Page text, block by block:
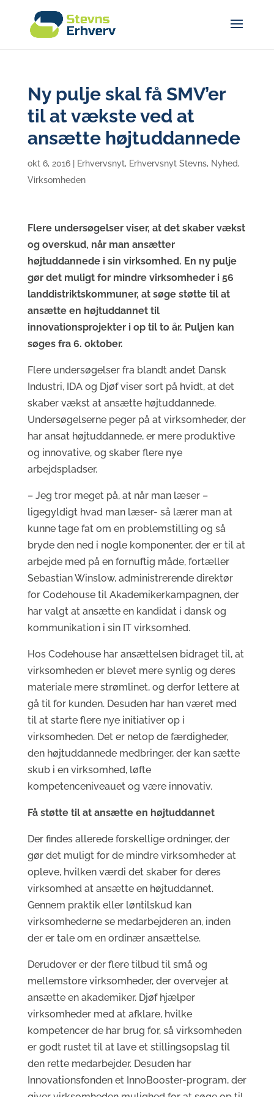
Ny pulje skal få SMV’er
til at vækste ved at
ansætte højtuddannede
okt 6, 2016| Erhvervsnyt, Erhvervsnyt Stevns, Nyhed,
Virksomheden
Flere undersøgelser viser, at det skaber vækst
og overskud, når man ansætter
højtuddannede i sin virksomhed. En ny pulje
gør det muligt for mindre virksomheder i 56
landdistriktskommuner, at søge støtte til at
ansætte en højtuddannet til
innovationsprojekter i op til to år. Puljen kan
søges fra 6. oktober.
Flere undersøgelser fra blandt andet Dansk
Industri, IDA og Djøf viser sort på hvidt, at det
skaber vækst at ansætte højtuddannede.
Undersøgelserne peger på at virksomheder, der
har ansat højtuddannede, er mere produktive
og innovative, og skaber flere nye
arbejdspladser.
– Jeg tror meget på, at når man læser –
ligegyldigt hvad man læser- så lærer man at
kunne tage fat om en problemstilling og så
bryde den ned i nogle komponenter, der er til at
arbejde med på en fornuftig måde, fortæller
Sebastian Winslow, administrerende direktør
for Codehouse til Akademikerkampagnen, der
har valgt at ansætte en kandidat i dansk og
kommunikation i sin IT virksomhed.
Hos Codehouse har ansættelsen bidraget til, at
virksomheden er blevet mere synlig og deres
materiale mere strømlinet, og derfor lettere at
gå til for kunden. Desuden har han været med
til at starte flere nye initiativer op i
virksomheden. Det er netop de færdigheder,
den højtuddannede medbringer, der kan sætte
skub i en virksomhed, løfte
kompetenceniveauet og være innovativ.
Få støtte til at ansætte en højtuddannet
Der findes allerede forskellige ordninger, der
gør det muligt for de mindre virksomheder at
opleve, hvilken værdi det skaber for deres
virksomhed at ansætte en højtuddannet.
Gennem praktik eller løntilskud kan
virksomhederne se medarbejderen an, inden
der er tale om en ordinær ansættelse.
Derudover er der flere tilbud til små og
mellemstore virksomheder, der overvejer at
ansætte en akademiker. Djøf hjælper
virksomheder med at afklare, hvilke
kompetencer de har brug for, så virksomheden
er godt rustet til at lave et stillingsopslag til
den rette medarbejder. Desuden har
Innovationsfonden et InnoBooster-program, der